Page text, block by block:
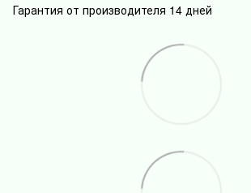
Гарантия от производителя 14 дней